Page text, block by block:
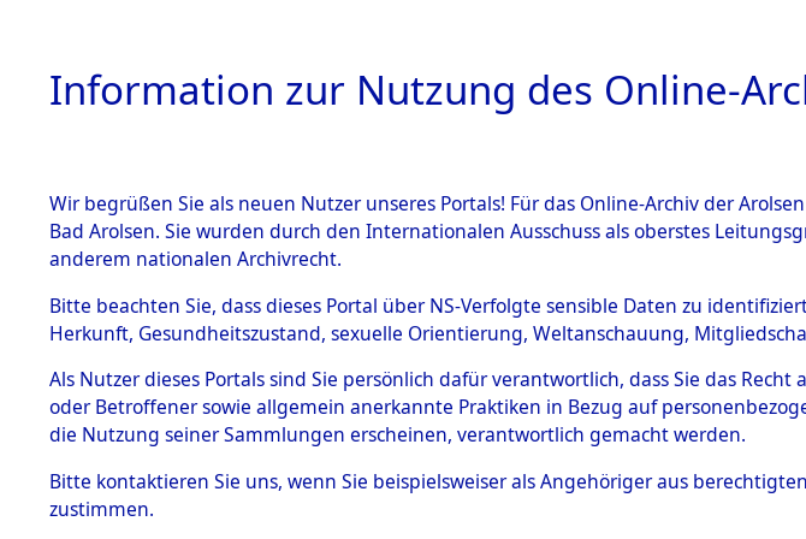
HOME BESTANDSBESCHREIBUNG ARCHIVALE
BESTÄNDE
Inhaftierungsdoku
mente
5. Verschiedenes
Todesmärsche
5.3.1 Alliierte
Ermittlungen zu den
(84600132)→0004
Information zur Nutzung des Online-
Wir begrüßen Sie als neuen Nutzer unseres Portals! Für das Online-Archiv der
Bad Arolsen. Sie wurden durch den Internationalen Ausschuss als oberstes
anderem nationalen Archivrecht.
Bitte beachten Sie, dass dieses Portal über NS-Verfolgte sensible Daten zu
Herkunft, Gesundheitszustand, sexuelle Orientierung, Weltanschauung,
Als Nutzer dieses Portals sind Sie persönlich dafür verantwortlich, dass Sie das
oder Betroffener sowie allgemein anerkannte Praktiken in Bezug auf
die Nutzung seiner Sammlungen erscheinen, verantwortlich gemacht werden.
Bitte kontaktieren Sie uns, wenn Sie beispielsweiser als Angehöriger aus
zustimmen.